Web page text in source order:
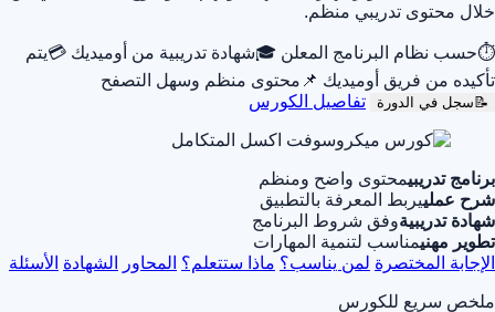
خلال محتوى تدريبي منظم.
⏱حسب نظام البرنامج المعلن 🎓شهادة تدريبية من أوميديك 💳يتم
تأكيده من فريق أوميديك 📌 محتوى منظم وسهل التصفح
📝 سجل في الدورة تفاصيل الكورس
برنامج تدريبيمحتوى واضح ومنظم
شرح عملييربط المعرفة بالتطبيق
شهادة تدريبيةوفق شروط البرنامج
تطوير مهنيمناسب لتنمية المهارات
الإجابة المختصرة لمن يناسب؟ ماذا ستتعلم؟ المحاور الشهادة الأسئلة
ملخص سريع للكورس